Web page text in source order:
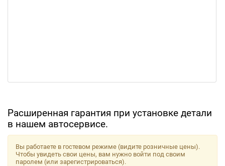
Расширенная гарантия при установке детали
в нашем автосервисе.
Вы работаете в гостевом режиме (видите розничные цены).
Чтобы увидеть свои цены, вам нужно войти под своим
паролем (или зарегистрироваться).